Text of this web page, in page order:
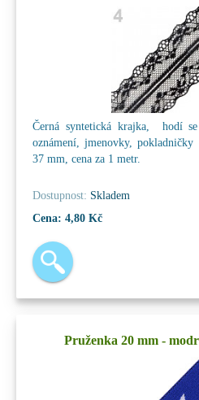
Černá syntetická krajka, hodí
oznámení, jmenovky,
37 mm, cena za 1 metr.
Dostupnost: Skladem
Cena: 4,80 Kč
Pruženka 20 mm -